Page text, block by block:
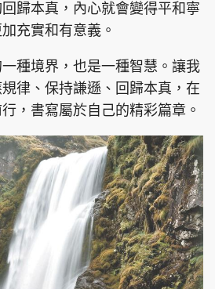
歸本真，內心就會變得平和寧
充實和有意義。
種境界，也是一種智慧。讓我
律、保持謙遜、回歸本真，在
，書寫屬於自己的精彩篇章。